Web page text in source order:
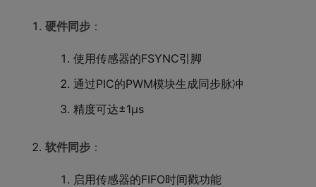
硬件同步 ：
使用传感器的FSYNC引脚
通过PIC的PWM模块生成同步脉冲
精度可达±1μs
软件同步 ：
启用传感器的FIFO时间戳功能